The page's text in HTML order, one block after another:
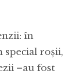
în
roșii,
–au fost